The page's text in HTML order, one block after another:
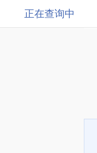
正在查询中